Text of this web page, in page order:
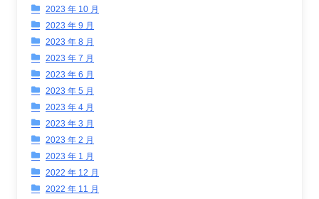
2023 年 10 月
2023 年 9 月
2023 年 8 月
2023 年 7 月
2023 年 6 月
2023 年 5 月
2023 年 4 月
2023 年 3 月
2023 年 2 月
2023 年 1 月
2022 年 12 月
2022 年 11 月